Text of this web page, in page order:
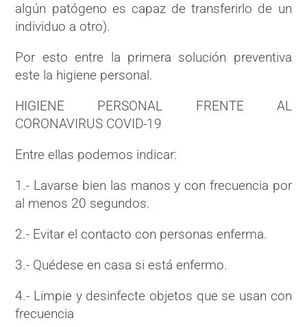
algún patógeno es capaz de transferirlo de un
individuo a otro).
Por esto entre la primera solución preventiva
este la higiene personal.
HIGIENE PERSONAL FRENTE AL
CORONAVIRUS COVID-19
Entre ellas podemos indicar:
1.- Lavarse bien las manos y con frecuencia por
al menos 20 segundos.
2.- Evitar el contacto con personas enferma.
3.- Quédese en casa si está enfermo.
4.- Limpie y desinfecte objetos que se usan con
frecuencia